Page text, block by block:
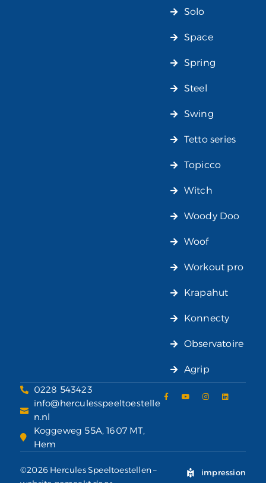
Solo
Space
Spring
Steel
Swing
Tetto series
Topicco
Witch
Woody Doo
Woof
Workout pro
Krapahut
Konnecty
Observatoire
Agrip
0228 543423
info@herculesspeeltoestelle
n.nl
Koggeweg 55A, 1607 MT,
Hem
©2026 Hercules Speeltoestellen –
impression